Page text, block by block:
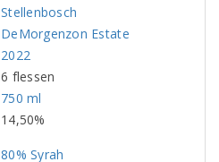
Stellenbosch
DeMorgenzon Estate
2022
6 flessen
750 ml
14,50%
80% Syrah